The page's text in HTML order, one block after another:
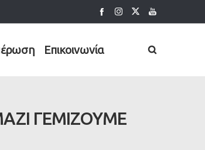
Επικοινωνία
ΓΕΜΙΖΟΥΜΕ